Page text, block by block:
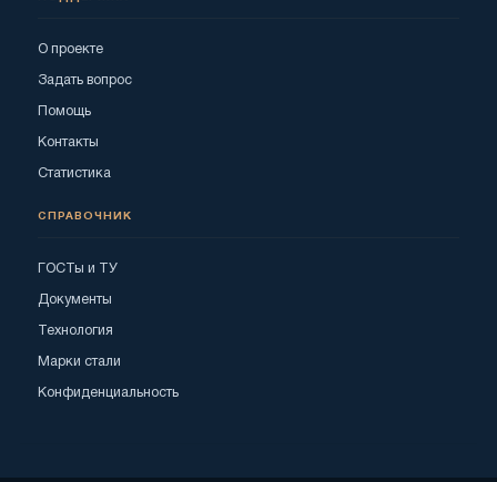
О проекте
Задать вопрос
Помощь
Контакты
Статистика
СПРАВОЧНИК
ГОСТы и ТУ
Документы
Технология
Марки стали
Конфиденциальность